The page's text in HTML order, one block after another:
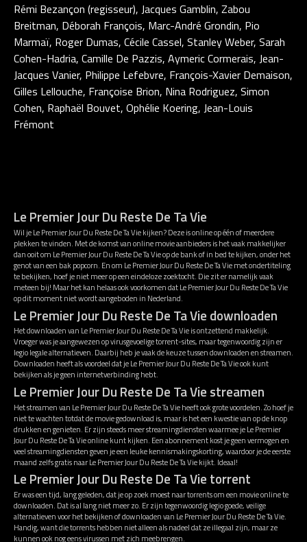
Rémi Bezançon (regisseur), Jacques Gamblin, Zabou
Breitman, Déborah François, Marc-André Grondin, Pio
Marmaï, Roger Dumas, Cécile Cassel, Stanley Weber, Sarah
Cohen-Hadria, Camille De Pazzis, Aymeric Cormerais, Jean-
Jacques Vanier, Philippe Lefebvre, François-Xavier Demaison,
Gilles Lellouche, Françoise Brion, Nina Rodriguez, Simon
Cohen, Raphaël Bouvet, Ophélie Koering, Jean-Louis
Frémont
Le Premier Jour Du Reste De Ta Vie
Wil je Le Premier Jour Du Reste De Ta Vie kijken? Deze is online op één of meerdere
plekken te vinden. Met de komst van online movie aanbieders is het vaak makkelijker
dan ooit om Le Premier Jour Du Reste De Ta Vie op de bank of in bed te kijken, onder het
genot van een bak popcorn. En om Le Premier Jour Du Reste De Ta Vie met ondertiteling
te bekijken, hoef je niet meer op een eindeloze zoektocht. Die zit er namelijk vaak
meteen bij! Maar het kan helaas ook voorkomen dat Le Premier Jour Du Reste De Ta Vie
op dit moment niet wordt aangeboden in Nederland.
Le Premier Jour Du Reste De Ta Vie downloaden
Het downloaden van Le Premier Jour Du Reste De Ta Vie is ontzettend makkelijk.
Vroeger was je aangewezen op virusgevoelige torrent-sites, maar tegenwoordig zijn er
legio legale alternatieven. Daarbij heb je vaak de keuze tussen downloaden en streamen.
Downloaden heeft als voordeel dat je Le Premier Jour Du Reste De Ta Vie ook kunt
bekijken als je geen internetverbinding hebt.
Le Premier Jour Du Reste De Ta Vie streamen
Het streamen van Le Premier Jour Du Reste De Ta Vie heeft ook grote voordelen. Zo hoef je
niet te wachten totdat de movie gedownload is, maar is het een kwestie van op de knop
drukken en genieten. Er zijn steeds meer streamingdiensten waarmee je Le Premier
Jour Du Reste De Ta Vie online kunt kijken. Een abonnement kost je geen vermogen en
veel streamingdiensten geven je een leuke kennismakingskorting, waardoor je de eerste
maand zelfs gratis naar Le Premier Jour Du Reste De Ta Vie kijkt. Ideaal!
Le Premier Jour Du Reste De Ta Vie torrent
Er was een tijd, lang geleden, dat je op zoek moest naar torrents om een movie online te
downloaden. Dat is al lang niet meer zo. Er zijn tegenwoordig legio goede, veilige
alternatieven voor het bekijken of downloaden van Le Premier Jour Du Reste De Ta Vie.
Handig, want die torrents hebben niet alleen als nadeel dat ze illegaal zijn, maar ze
kunnen ook nog eens virussen met zich meebrengen.